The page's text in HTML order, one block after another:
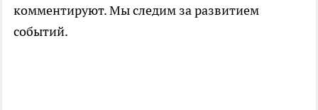
комментируют. Мы следим за развитием
событий.